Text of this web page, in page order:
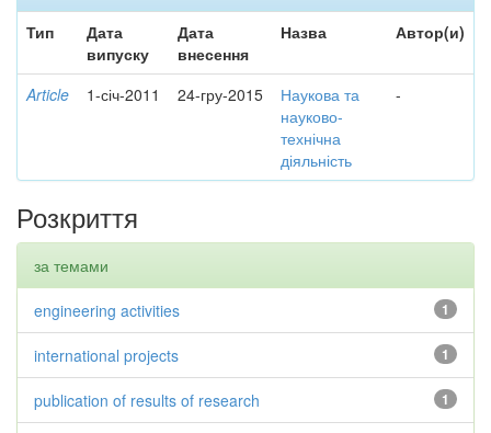
Тип
Дата
випуску
Дата
внесення
Назва Автор(и)
Article 1-січ-2011 24-гру-2015
Наукова та
науково-
технічна
діяльність
-
Розкриття
за темами
1
engineering activities
1
international projects
1
publication of results of research